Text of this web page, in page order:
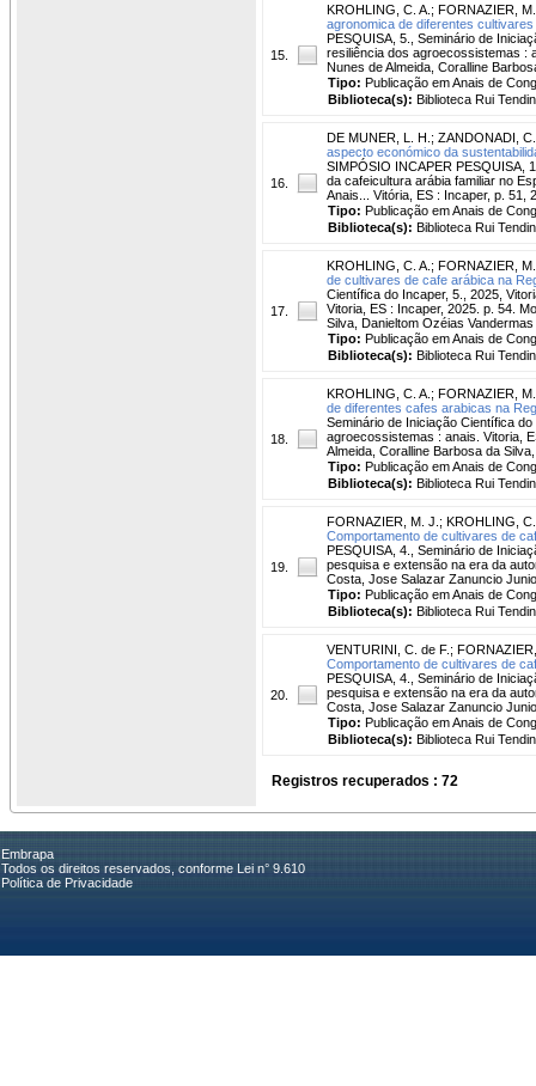
15.
KROHLING, C. A. ; FORNAZIER,
agronomica de diferentes
PESQUISA, 5., Seminário de
resiliência dos agroecossistemas :
Nunes de Almeida, Coralline
Tipo: Publicação em Anais de
Biblioteca(s): Biblioteca Rui
16.
DE MUNER, L. H. ; ZANDONADI,
aspecto económico da
SIMPÓSIO INCAPER PESQUISA,
da cafeicultura arábia familiar no
Anais... Vitória, ES : Incaper, p. 51,
Tipo: Publicação em Anais de
Biblioteca(s): Biblioteca Rui
17.
KROHLING, C. A. ; FORNAZIER,
de cultivares de cafe arábica na
Científica do Incaper, 5., 2025,
Vitoria, ES : Incaper, 2025. p. 54.
Silva, Danieltom Ozéias
Tipo: Publicação em Anais de
Biblioteca(s): Biblioteca Rui
18.
KROHLING, C. A. ; FORNAZIER,
de diferentes cafes arabicas na
Seminário de Iniciação Científica
agroecossistemas : anais. Vitoria,
Almeida, Coralline Barbosa da
Tipo: Publicação em Anais de
Biblioteca(s): Biblioteca Rui
19.
FORNAZIER, M. J. ; KROHLING,
Comportamento de cultivares de
PESQUISA, 4., Seminário de
pesquisa e extensão na era da
Costa, Jose Salazar Zanuncio
Tipo: Publicação em Anais de
Biblioteca(s): Biblioteca Rui
20.
VENTURINI, C. de F. ;
Comportamento de cultivares de
PESQUISA, 4., Seminário de
pesquisa e extensão na era da
Costa, Jose Salazar Zanuncio
Tipo: Publicação em Anais de
Biblioteca(s): Biblioteca Rui
Registros recuperados : 72
Embrapa
Todos os direitos reservados, conforme Lei n° 9.610
Política de Privacidade